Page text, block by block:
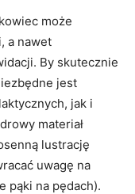
może
a nawet
By skutecznie
jest
jak i
materiał
lustrację
uwagę na
pąki na pędach).